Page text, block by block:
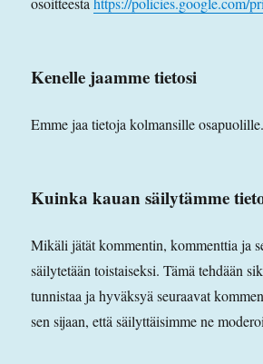
Kenelle jaamme tietosi
Emme jaa tietoja kolmansille osapuolille.
Kuinka kauan säilytämme
Mikäli jätät kommentin, kommenttia ja
säilytetään toistaiseksi. Tämä tehdään
tunnistaa ja hyväksyä seuraavat
sen sijaan, että säilyttäisimme ne